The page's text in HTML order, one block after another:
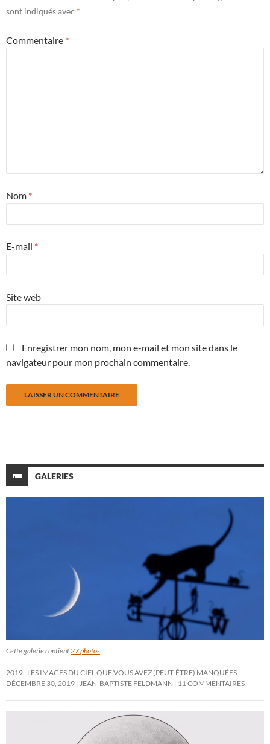
sont indiqués avec *
Commentaire *
Nom *
E-mail *
Site web
Enregistrer mon nom, mon e-mail et mon site dans le
navigateur pour mon prochain commentaire.
GALERIES
Cette galerie contient 27 photos
2019 : LES IMAGES DU CIEL QUE VOUS AVEZ (PEUT-ÊTRE) MANQUÉES
DÉCEMBRE 30, 2019
JEAN-BAPTISTE FELDMANN 11 COMMENTAIRES